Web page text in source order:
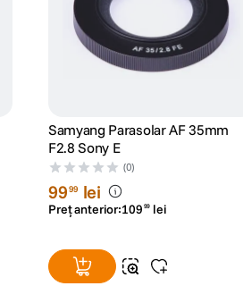
Samyang Parasolar AF 35mm
F2.8 Sony E
(0)
9999 lei
Preț anterior:109 99 lei